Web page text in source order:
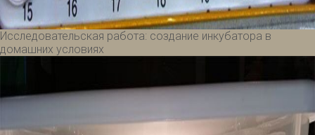
Исследовательская работа: создание инкубатора в
домашних условиях